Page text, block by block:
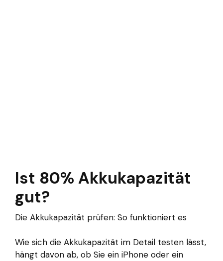
Ist 80% Akkukapazität
gut?
Die Akkukapazität prüfen: So funktioniert es
Wie sich die Akkukapazität im Detail testen lässt,
hängt davon ab, ob Sie ein iPhone oder ein